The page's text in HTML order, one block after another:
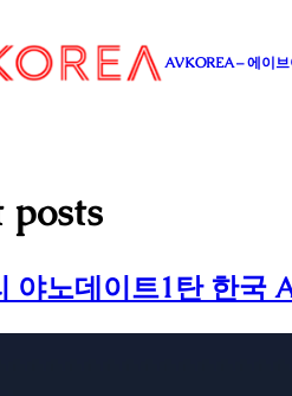
AVKOREA – 에이
posts
야노데이트1탄 한국